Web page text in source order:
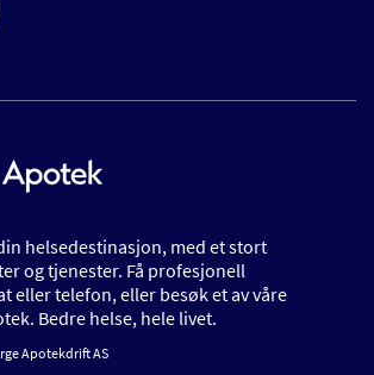
helsedestinasjon, med et stort
og tjenester. Få profesjonell
eller telefon, eller besøk et av våre
Bedre helse, hele livet.
Apotekdrift AS